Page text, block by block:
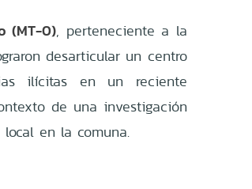
(MT-0), perteneciente a la
desarticular un centro
ilícitas en un reciente
de una investigación
en la comuna.